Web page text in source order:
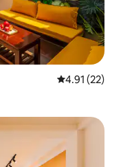
औसत रेटिंग 5 में
4.91 (22)